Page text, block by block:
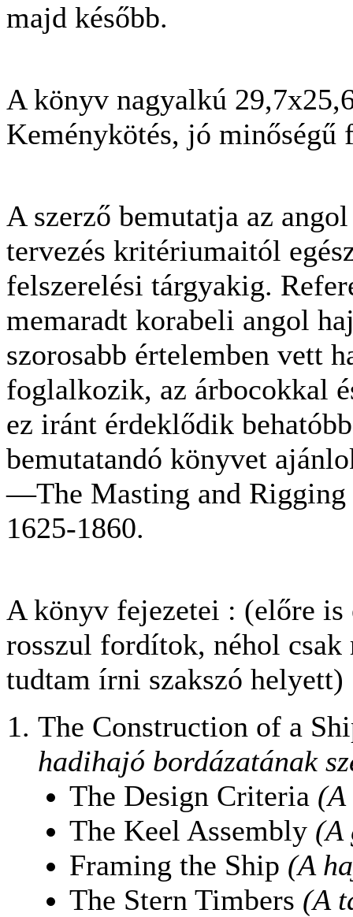
majd később.
A könyv nagyalkú
Keménykötés, jó minőségű
A szerző bemutatja az
tervezés kritériumaitól
felszerelési tárgyakig.
memaradt korabeli angol
szorosabb értelemben vett
foglalkozik, az árbocokkal
ez iránt érdeklődik
bemutatandó könyvet
—The Masting and Rigging
1625-1860.
A könyv fejezetei : (előre is
rosszul fordítok, néhol csak
tudtam írni szakszó helyett)
The Construction of a
hadihajó bordázatának
The Design Criteria (A
The Keel Assembly (A
Framing the Ship (A
The Stern Timbers (A